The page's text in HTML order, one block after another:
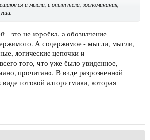
и мысли, и опыт тела, воспоминания,
это не коробка, а обозначение
А содержимое - мысли, мысли,
логические цепочки и
того, что уже было увиденное,
прочитано. В виде разрозненной
готовой алгоритмики, которая